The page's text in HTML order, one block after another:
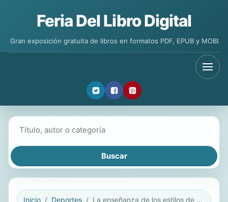
Feria Del Libro Digital
Gran exposición gratuita de libros en formatos PDF, EPUB y MOBI
Inicio Deportes La enseñanza de los estilos de natación: crol, espalda, mariposa y braza